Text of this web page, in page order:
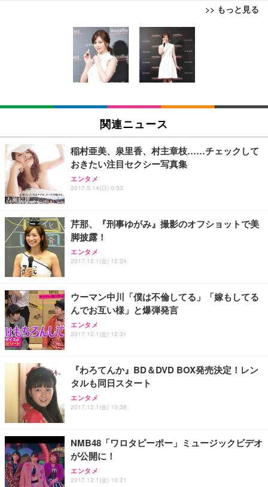
>> もっと見る
[EdoErgo] オフィスチェア 椅子 テレワーク 疲れな
い 跳ね上げ式アームレスト コンパクト 約105度ロッ
キング pc 事務椅子 360度回転 座面昇降 強化ナイロ
ン樹脂ベース 通気性メッシュ 在宅ワーク H-WY01
(黒網+黒枠+黒足)
￥5,699
SIHOO B100 オフィスチェア／デスクチェア メッシ
ュチェア 人間工学 疲れない ブラック
￥27,999
Sezlife オフィスチェア デスクチェア 疲れない テレ
ワーク チェア 強化バックレスト 30度ロッキング機
能 人間工学 椅子 腰サポート 90度跳ね上げ式アーム
務用 おしゃれ パソコンチェア (ブラック)
Sezlife オフィスチェア デスクチェア 疲れない テレ
ワーク チェア 強化バックレスト 30度ロッキング機
能 人間工学 椅子 腰サポート 90度跳ね上げ式アーム
務用 おしゃれ パソコンチェア (ホワイト)
ANDWINT オフィスチェア デスクチェア 肘なし メ
ッシュ 通気性 ランバーサポート付き 腰サポート ガ
ス圧無段階昇降 360度回転 キャスター付き コンパク
EIZO ビジネス向けプレミアムモニター | FlexScan
EV3240X-WT | 31.5型4K UHD・USB Type-C・ホワ
イト
￥105,595
EIZO ビジネス向けプレミアムモニター | FlexScan
￥109,572
【純正品】27"ゲーミングモニター DualSense 充電
フック付き（CFI-ZDM1J）
【整備済み品】Dell E2724HS 27インチ 液晶モニタ
ー フルHD（1920×1080）VA 非光沢 HDMI/DisplayP
ort/VGA スピーカー内蔵 高さ調整 スイベル VESA対
【MiniLED/24.5inch/280Hz/FHD】GRAPHT THE S
HOOTER Gaming Monitor 24” Essential ゲーミン
グモニター QD 24.5インチ 1ms FHD 量子ドット 残
Amazonベーシック ペットシーツ 薄型 レギュラー 1
回使い捨て 無香料 ホワイト 300枚
￥3,373
Amazonベーシック ペットシーツ 厚型 ワイド 42枚
x2袋(84枚) ホワイト(吸収面:ライトブルー)
￥3,234
ネオ・ルーライフ ネオ・オムツ L 中型犬用 26枚入
り 単品
Smart Basic(スマートベーシック) 【Amazon.co.jp
限定】 Smart Basic アイリスオーヤマ ペットシーツ
超厚型 お徳用 ワイド 100枚入 (x 1) (ケース販売)
アイリスオーヤマ ペットシーツ 超厚型 お徳用 レギ
ュラー 200枚入【Amazon.co.jp限定】
関連ニュース
稲村亜美、泉里香、村主章枝……チェックして
おきたい注目セクシー写真集
エンタメ
2017.5.14(日) 0:53
芹那、『刑事ゆがみ』撮影のオフショットで美
脚披露！
エンタメ
2017.12.1(金) 12:24
ウーマン中川「僕は不倫してる」「嫁もしてる
んでお互い様」と爆弾発言
エンタメ
2017.12.1(金) 12:31
『わろてんか』BD＆DVD BOX発売決定！レン
タルも同日スタート
エンタメ
2017.12.1(金) 10:38
NMB48「ワロタピーポー」ミュージックビデオ
が公開に！
エンタメ
2017.12.1(金) 10:21